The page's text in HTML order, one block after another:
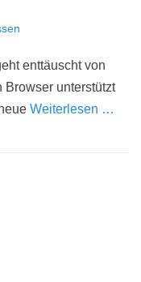
enttäuscht von
Browser unterstützt
Weiterlesen …